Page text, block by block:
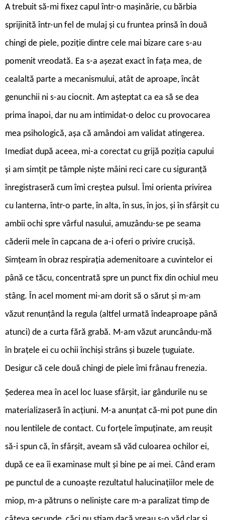
A trebuit să-mi fixez capul într-o mașinărie, cu bărbia
sprijinită într-un fel de mulaj și cu fruntea prinsă în două
chingi de piele, poziție dintre cele mai bizare care s-au
pomenit vreodată. Ea s-a așezat exact în fața mea, de
cealaltă parte a mecanismului, atât de aproape, încât
genunchii ni s-au ciocnit. Am așteptat ca ea să se dea
prima înapoi, dar nu am intimidat-o deloc cu provocarea
mea psihologică, așa că amândoi am validat atingerea.
Imediat după aceea, mi-a corectat cu grijă poziția capului
și am simțit pe tâmple niște mâini reci care cu siguranță
înregistraseră cum îmi creștea pulsul. Îmi orienta privirea
cu lanterna, într-o parte, în alta, în sus, în jos, și în sfârșit cu
ambii ochi spre vârful nasului, amuzându-se pe seama
căderii mele în capcana de a-i oferi o privire crucișă.
Simțeam în obraz respirația ademenitoare a cuvintelor ei
până ce tăcu, concentrată spre un punct fix din ochiul meu
stâng. În acel moment mi-am dorit să o sărut și m-am
văzut renunțând la regula (altfel urmată îndeaproape până
atunci) de a curta fără grabă. M-am văzut aruncându-mă
în brațele ei cu ochii închiși strâns și buzele țuguiate.
Desigur că cele două chingi de piele îmi frânau frenezia.
Șederea mea în acel loc luase sfârșit, iar gândurile nu se
materializaseră în acțiuni. M-a anunțat că-mi pot pune din
nou lentilele de contact. Cu forțele împuținate, am reușit
să-i spun că, în sfârșit, aveam să văd culoarea ochilor ei,
după ce ea îi examinase mult și bine pe ai mei. Când eram
pe punctul de a cunoaște rezultatul halucinațiilor mele de
miop, m-a pătruns o neliniște care m-a paralizat timp de